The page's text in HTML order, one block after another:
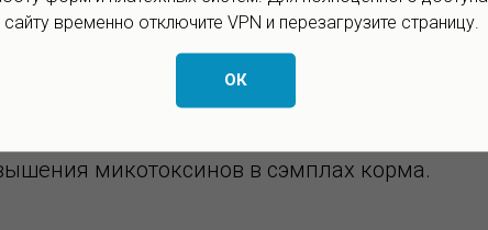
массы;
микотоксинов в сэмплах корма.
сайту временно отключите VPN и перезагрузите страницу.
ОК